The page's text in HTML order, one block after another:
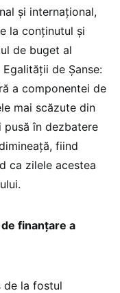
și internațional,
la conținutul și
de buget al
de Șanse:
a componentei de
mai scăzute din
în dezbatere
fiind
ca zilele acestea
finanțare a
de la fostul